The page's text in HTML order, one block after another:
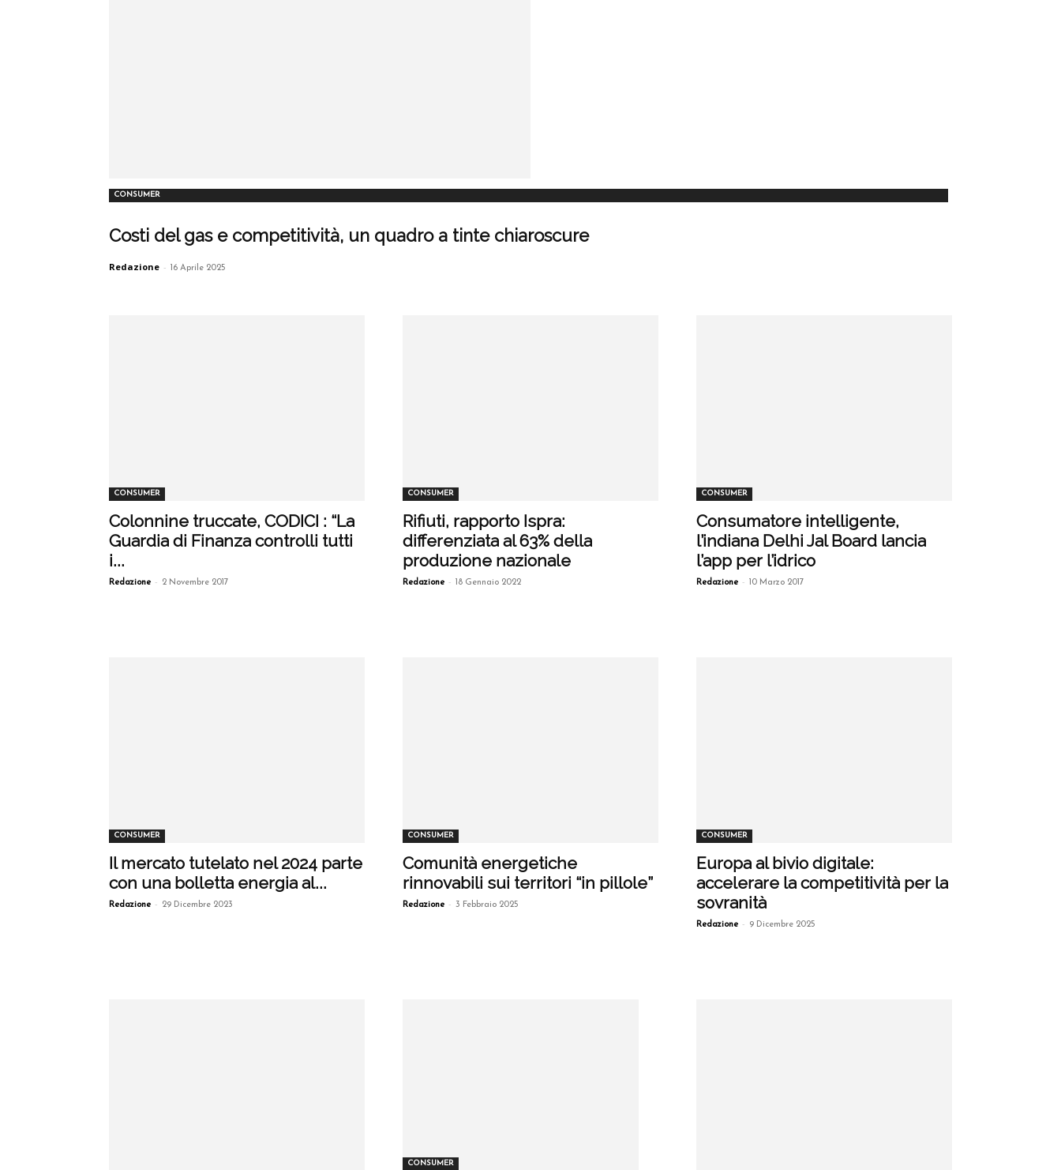
CONSUMER
Costi del gas e competitività, un quadro a tinte chiaroscure
Redazione - 16 Aprile 2025
CONSUMER
Colonnine truccate, CODICI : “La
Guardia di Finanza controlli tutti
i...
Redazione - 2 Novembre 2017
CONSUMER
Rifiuti, rapporto Ispra:
differenziata al 63% della
produzione nazionale
Redazione - 18 Gennaio 2022
CONSUMER
Consumatore intelligente,
l’indiana Delhi Jal Board lancia
l’app per l’idrico
Redazione - 10 Marzo 2017
CONSUMER
Il mercato tutelato nel 2024 parte
con una bolletta energia al...
Redazione - 29 Dicembre 2023
CONSUMER
Comunità energetiche
rinnovabili sui territori “in pillole”
Redazione - 3 Febbraio 2025
CONSUMER
Europa al bivio digitale:
accelerare la competitività per la
sovranità
Redazione - 9 Dicembre 2025
CONSUMER